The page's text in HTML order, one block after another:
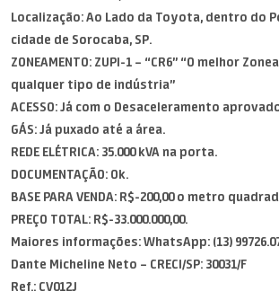
Localização: Ao Lado da Toyota, dentro do
cidade de Sorocaba, SP.
ZONEAMENTO: ZUPI-1 – “CR6” “O melhor
qualquer tipo de indústria”
ACESSO: Já com o Desaceleramento
GÁS: Já puxado até a área.
REDE ELÉTRICA: 35.000 kVA na porta.
DOCUMENTAÇÃO: Ok.
BASE PARA VENDA: R$-200,00 o metro
PREÇO TOTAL: R$-33.000.000,00.
Maiores informações: WhatsApp: (13)
Dante Micheline Neto – CRECI/SP: 30031/F
Ref.: CV012J